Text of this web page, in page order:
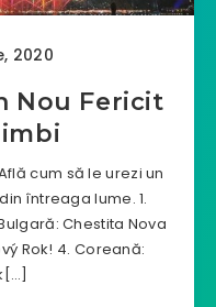
2020
Nou Fericit
cum să le urezi un
întreaga lume. 1.
Chestita Nova
Rok! 4. Coreană: